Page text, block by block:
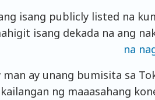
isang publicly listed na
isang dekada na ang
na
man ay unang bumisita sa
ng maaasahang